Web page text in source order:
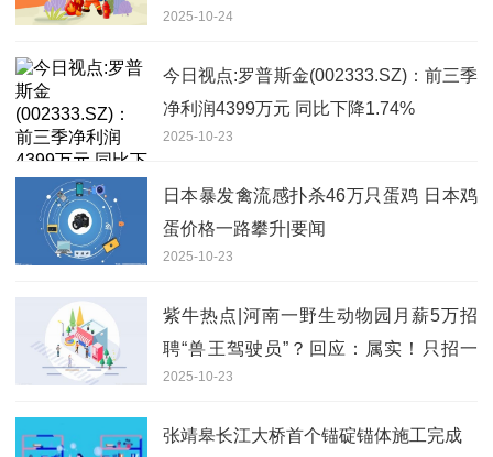
2025-10-24
今日视点:罗普斯金(002333.SZ)：前三季
净利润4399万元 同比下降1.74%
2025-10-23
日本暴发禽流感扑杀46万只蛋鸡 日本鸡
蛋价格一路攀升|要闻
2025-10-23
紫牛热点|河南一野生动物园月薪5万招
聘“兽王驾驶员”？回应：属实！只招一
人，已有数千人报名
2025-10-23
张靖皋长江大桥首个锚碇锚体施工完成